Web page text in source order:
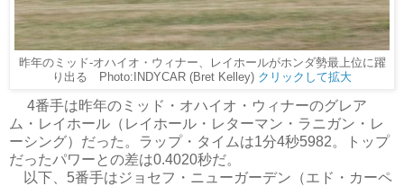
昨年のミッド-オハイオ・ウィナー、レイホールがホンダ勢最上位に躍
り出る Photo:INDYCAR (Bret Kelley) クリックして拡大
4番手は昨年のミッド・オハイオ・ウィナーのグレア
ム・レイホール（レイホール・レターマン・ラニガン・レ
ーシング）だった。ラップ・タイムは1分4秒5982。トップ
だったパワーとの差は0.4020秒だ。
以下、5番手はジョセフ・ニューガーデン（エド・カーペ